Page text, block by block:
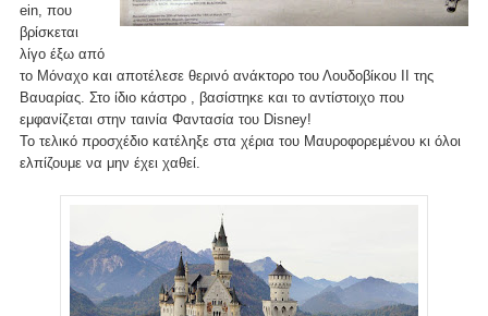
ein, που
βρίσκεται
λίγο έξω από
το Μόναχο και αποτέλεσε θερινό ανάκτορο του Λουδοβίκου ΙΙ της
Βαυαρίας. Στο ίδιο κάστρο , βασίστηκε και το αντίστοιχο που
εμφανίζεται στην ταινία Φαντασία του Disney!
Το τελικό προσχέδιο κατέληξε στα χέρια του Μαυροφορεμένου κι όλοι
ελπίζουμε να μην έχει χαθεί.